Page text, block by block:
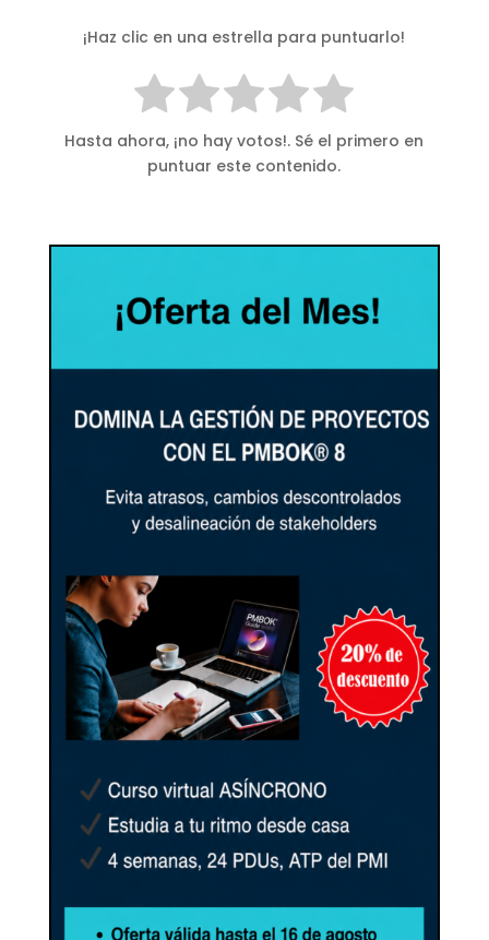
¡Haz clic en una estrella para puntuarlo!
Hasta ahora, ¡no hay votos!. Sé el primero en
puntuar este contenido.